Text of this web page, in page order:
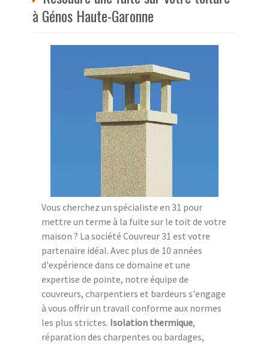
à Génos Haute-Garonne
Vous cherchez un spécialiste en 31 pour
mettre un terme à la fuite sur le toit de votre
maison ? La société Couvreur 31 est votre
partenaire idéal. Avec plus de 10 années
d'expérience dans ce domaine et une
expertise de pointe, notre équipe de
couvreurs, charpentiers et bardeurs s'engage
à vous offrir un travail conforme aux normes
les plus strictes. Isolation thermique,
réparation des charpentes ou bardages,